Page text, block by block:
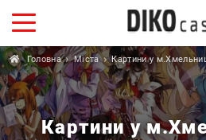
Головна Міста Картини у
Картини у